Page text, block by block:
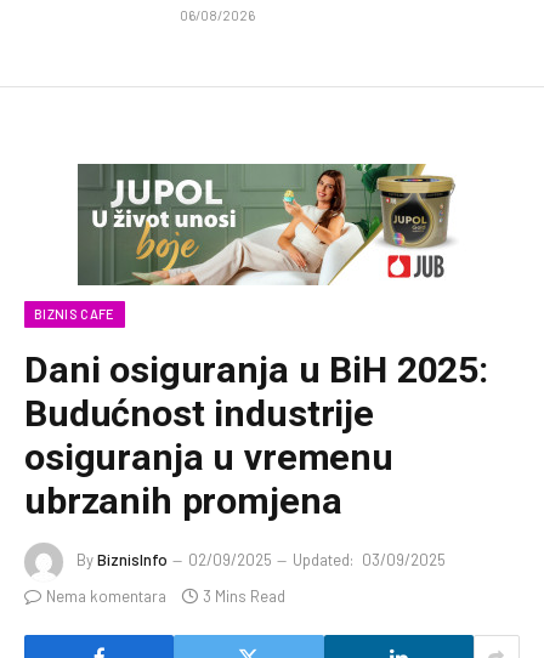
06/08/2026
BIZNIS CAFE
Dani osiguranja u BiH 2025:
Budućnost industrije
osiguranja u vremenu
ubrzanih promjena
ByBiznisInfo 02/09/2025 Updated: 03/09/2025
Nema komentara
3 Mins Read